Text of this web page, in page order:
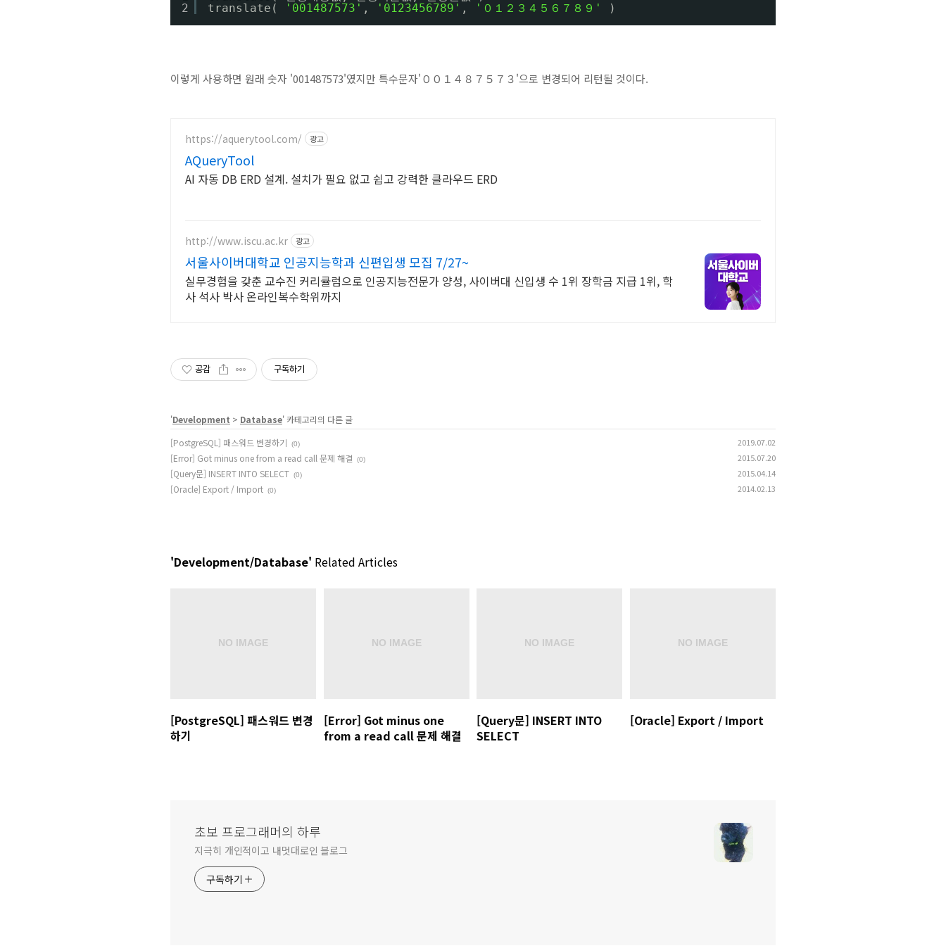
2
translate(
'001487573' , '0123456789' , '０１２３４５６７８９' )
이렇게 사용하면 원래 숫자 '001487573'였지만 특수문자'００１４８７５７３'으로 변경되어 리턴될 것이다.
https://aquerytool.com/ 광고
AQueryTool
AI 자동 DB ERD 설계. 설치가 필요 없고 쉽고 강력한 클라우드 ERD
http://www.iscu.ac.kr 광고
서울사이버대학교 인공지능학과 신편입생 모집 7/27~
실무경험을 갖춘 교수진 커리큘럼으로 인공지능전문가 양성, 사이버대 신입생 수 1위 장학금 지급 1위, 학
사 석사 박사 온라인복수학위까지
공감 구독하기
'Development > Database' 카테고리의 다른 글
[PostgreSQL] 패스워드 변경하기
(0) 2019.07.02
[Error] Got minus one from a read call 문제 해결 (0) 2015.07.20
[Query문] INSERT INTO SELECT (0) 2015.04.14
[Oracle] Export / Import (0) 2014.02.13
'Development/Database' Related Articles
[PostgreSQL] 패스워드 변경
하기
[Error] Got minus one
from a read call 문제 해결
[Query문] INSERT INTO
SELECT
[Oracle] Export / Import
초보 프로그래머의 하루
지극히 개인적이고 내멋대로인 블로그
구독하기